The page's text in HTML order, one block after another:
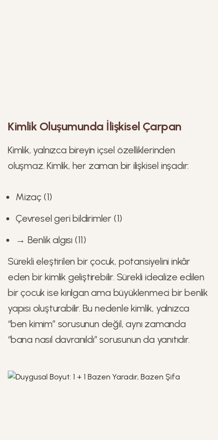
Kimlik Oluşumunda İlişkisel Çarpan
Kimlik, yalnızca bireyin içsel özelliklerinden
oluşmaz. Kimlik, her zaman bir ilişkisel inşadır:
Mizaç (1)
Çevresel geri bildirimler (1)
→ Benlik algısı (11)
Sürekli eleştirilen bir çocuk, potansiyelini inkâr
eden bir kimlik geliştirebilir. Sürekli idealize edilen
bir çocuk ise kırılgan ama büyüklenmeci bir benlik
yapısı oluşturabilir. Bu nedenle kimlik, yalnızca
“ben kimim” sorusunun değil, aynı zamanda
“bana nasıl davranıldı” sorusunun da yanıtıdır.